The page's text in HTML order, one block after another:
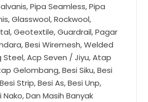
Pipa Seamless, Pipa
Glasswool, Rockwool,
Geotextile, Guardrail, Pagar
Besi Wiremesh, Welded
Steel, Acp Seven / Jiyu, Atap
Gelombang, Besi Siku, Besi
Strip, Besi As, Besi Unp,
Nako, Dan Masih Banyak